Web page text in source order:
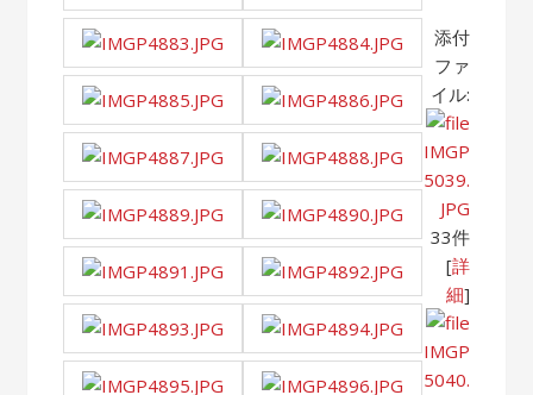
添付
ファ
イル:
IMGP
5039.
JPG
33件
[詳
細]
IMGP
5040.